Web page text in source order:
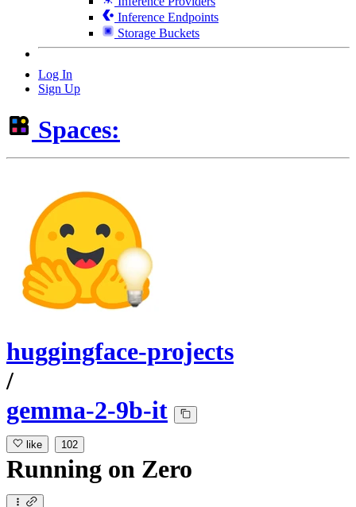
Inference Endpoints
Storage Buckets
Log In
Sign Up
Spaces:
huggingface-projects
/
gemma-2-9b-it
like 102
Running on Zero